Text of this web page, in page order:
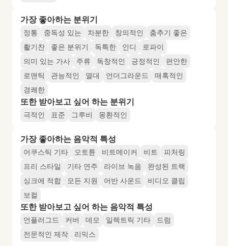
가장 좋아하는 분위기
정통 중독성 있는 차분한 창의적인
춤추기 좋은
활기찬
좋은 분위기 독특한 인디
로파이
의미 있는 가사
주류 독창적인 긍정적인
편안한
로맨틱
관능적인 열대 언더그라운드
매혹적인
경쾌한
또한 받아보고 싶어 하는 분위기
극적인 표준 그루비 몽환적인
가장 좋아하는 음악적 특성
어쿠스틱 기타 오토튠 비트메이커 비트
피처링
프리 스타일
기타 연주 라이브 녹음
완성된 트랙
싱크에 적합
모든 지원 어반 사운드
비디오 클립
보컬
또한 받아보고 싶어 하는 음악적 특성
언플러그드 커버 데모 일렉트릭 기타
드럼
전문적인 제작
리믹스